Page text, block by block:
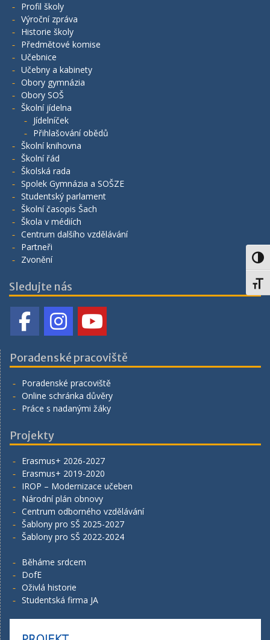
Profil školy
Výroční zpráva
Historie školy
Předmětové komise
Učebnice
Učebny a kabinety
Obory gymnázia
Obory SOŠ
Školní jídelna
Jídelníček
Přihlašování obědů
Školní knihovna
Školní řád
Školská rada
Spolek Gymnázia a SOŠZE
Studentský parlament
Školní časopis Šach
Škola v médiích
Centrum dalšího vzdělávání
Partneři
Zvonění
Sledujte nás
Poradenské pracoviště
Poradenské pracoviště
Online schránka důvěry
Práce s nadanými žáky
Projekty
Erasmus+ 2026-2027
Erasmus+ 2019-2020
IROP – Modernizace učeben
Národní plán obnovy
Centrum odborného vzdělávání
Šablony pro SŠ 2025-2027
Šablony pro SŠ 2022-2024
Běháme srdcem
DofE
Oživlá historie
Studentská firma JA